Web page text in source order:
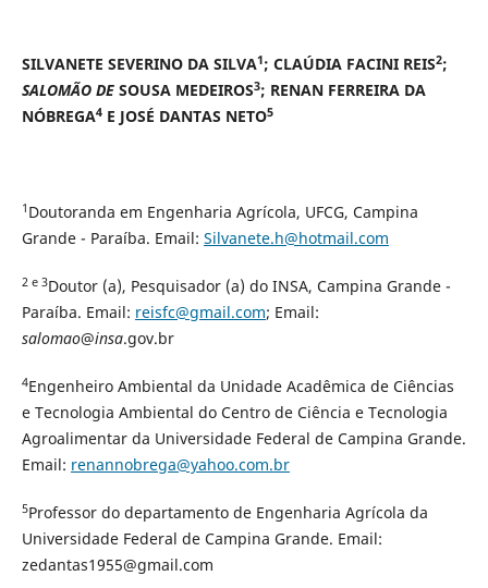
SILVANETE SEVERINO DA SILVA1; CLAÚDIA FACINI REIS2;
SALOMÃO DE SOUSA MEDEIROS3; RENAN FERREIRA DA
NÓBREGA4E JOSÉ DANTAS NETO5
1 Doutoranda em Engenharia Agrícola, UFCG, Campina
Grande - Paraíba. Email: Silvanete.h@hotmail.com
2 e 3Doutor (a), Pesquisador (a) do INSA, Campina Grande -
Paraíba. Email: reisfc@gmail.com; Email:
salomao@insa.gov.br
4Engenheiro Ambiental da Unidade Acadêmica de Ciências
e Tecnologia Ambiental do Centro de Ciência e Tecnologia
Agroalimentar da Universidade Federal de Campina Grande.
Email: renannobrega@yahoo.com.br
5Professor do departamento de Engenharia Agrícola da
Universidade Federal de Campina Grande. Email:
zedantas1955@gmail.com